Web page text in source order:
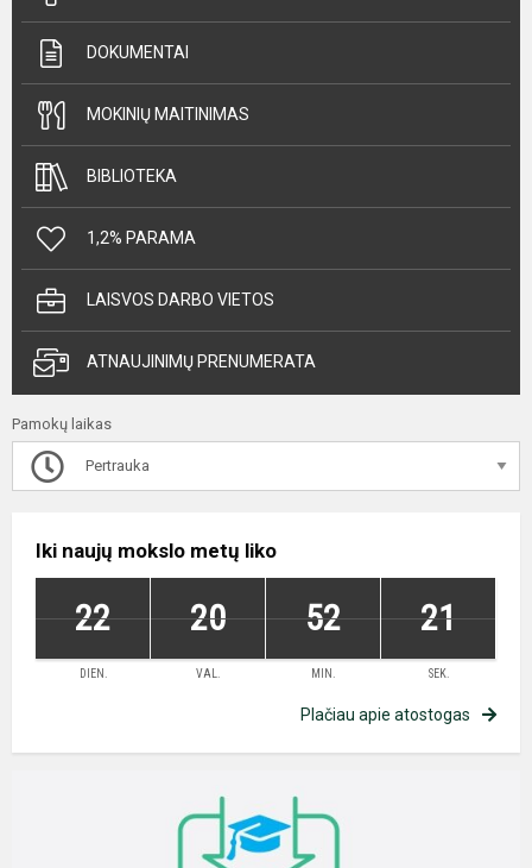
DOKUMENTAI
MOKINIŲ MAITINIMAS
BIBLIOTEKA
1,2% PARAMA
LAISVOS DARBO VIETOS
ATNAUJINIMŲ PRENUMERATA
Pamokų laikas
Pertrauka
Iki naujų mokslo metų liko
22 20 52 21
DIEN. VAL. MIN. SEK.
Plačiau apie atostogas